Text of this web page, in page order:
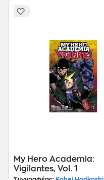
My Hero Academia:
Vigilantes, Vol. 1